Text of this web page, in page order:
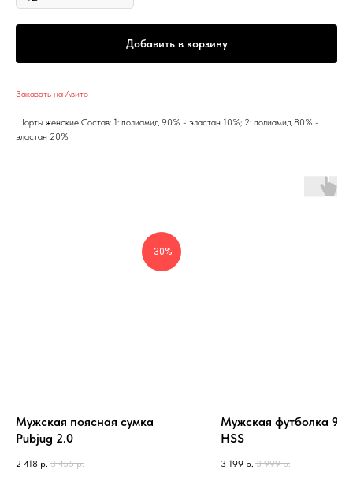
Добавить в корзину
Заказать на Авито
Шорты женские Состав: 1: полиамид 90% - эластан 10%; 2: полиамид 80% -
эластан 20%
-30%
Мужская поясная сумка
Pubjug 2.0
2 418 р. 3 455 р.
Мужская футболка 94
HSS
3 199 р. 3 999 р.